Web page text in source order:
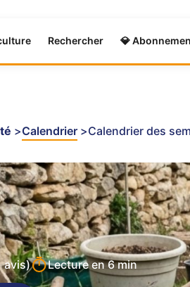
Rechercher 💎
Calendrier Calendrier des
avis) Lecture en6 min